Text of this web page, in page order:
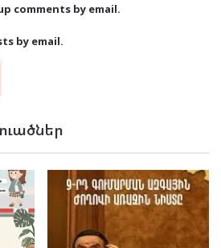
comments by email.
by email.